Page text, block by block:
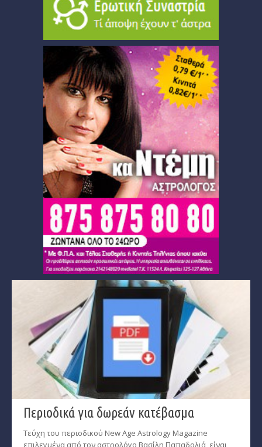
Περιοδικά για δωρεάν κατέβασμα
Τεύχη του περιοδικού New Age Astrology Magazine
επιλεγμένα από τον αστρολόγο Βασίλη Παπαδολιά, είναι